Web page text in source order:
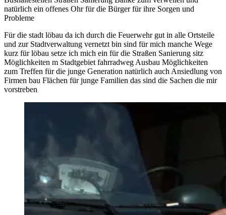
natürlich ein offenes Ohr für die Bürger für ihre Sorgen und
Probleme
Für die stadt löbau da ich durch die Feuerwehr gut in alle Ortsteile
und zur Stadtverwaltung vernetzt bin sind für mich manche Wege
kurz für löbau setze ich mich ein für die Straßen Sanierung sitz
Möglichkeiten m Stadtgebiet fahrradweg Ausbau Möglichkeiten
zum Treffen für die junge Generation natürlich auch Ansiedlung von
Firmen bau Flächen für junge Familien das sind die Sachen die mir
vorstreben